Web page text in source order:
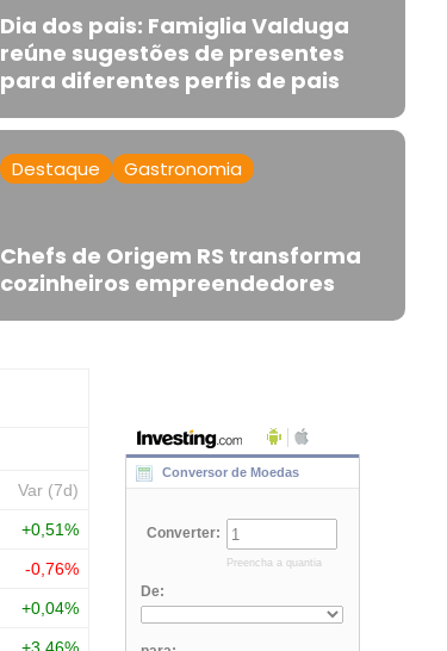
Dia dos pais: Famiglia Valduga
reúne sugestões de presentes
para diferentes perfis de pais
Destaque Gastronomia
Chefs de Origem RS transforma
cozinheiros empreendedores